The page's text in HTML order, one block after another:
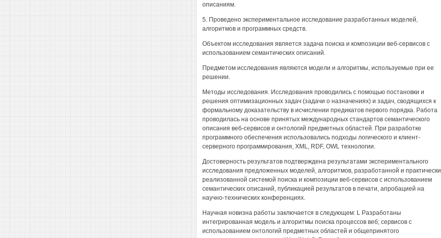
описаниям.
5. Проведено экспериментальное исследование разработанных моделей,
алгоритмов и программных средств.
Объектом исследования является задача поиска и композиции веб-сервисов с
использованием семантических описаний.
Предметом исследования являются модели и алгоритмы, используемые при ее
решении.
Методы исследования. Исследования проводились с помощью постановки и
решения оптимизационных задач (задачи о назначениях) и задач, сводящихся к
формальному доказательству в исчислении предикатов первого порядка. Работа
проводилась на основе принятых международных стандартов семантического
описания веб-сервисов и онтологий предметных областей. При разработке
программного обеспечения использовались подходы логического и клиент-
серверного программирования, XML, RDF, OWL технологии.
Достоверность результатов подтверждена результатами экспериментального
исследования предложенных моделей, алгоритмов, разработанной и практически
реализованной системой поиска и композиции веб-сервисов с использованием
семантических описаний, публикацией результатов в печати, апробацией на
научно-технических конференциях.
Научная новизна работы заключается в следующем: L Разработаны
интегрированная модель и алгоритмы поиска процессов веб; сервисов с
использованием онтологий предметных областей и общепринятого